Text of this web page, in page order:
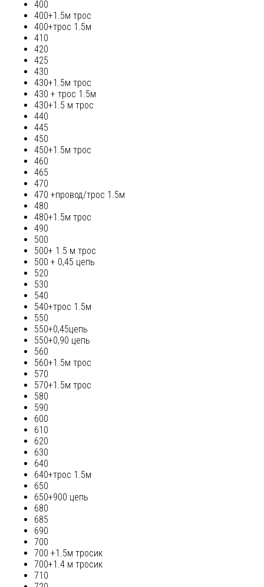
400
400+1.5м трос
400+трос 1.5м
410
420
425
430
430+1.5м трос
430 + трос 1.5м
430+1.5 м трос
440
445
450
450+1.5м трос
460
465
470
470 +провод/трос 1.5м
480
480+1.5м трос
490
500
500+ 1.5 м трос
500 + 0,45 цепь
520
530
540
540+трос 1.5м
550
550+0,45цепь
550+0,90 цепь
560
560+1.5м трос
570
570+1.5м трос
580
590
600
610
620
630
640
640+трос 1.5м
650
650+900 цепь
680
685
690
700
700 +1.5м тросик
700+1.4 м тросик
710